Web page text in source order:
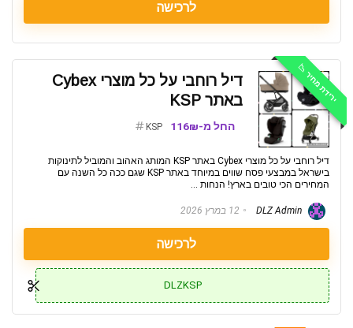
לרכישה
ירידת מחיר 📉
דיל רוחבי על כל מוצרי Cybex
באתר KSP
החל מ-116₪ KSP
דיל רוחבי על כל מוצרי Cybex באתר KSP המותג האהוב והמוביל לתינוקות
בישראל במבצעי פסח שווים במיוחד באתר KSP שגם ככה כל השנה עם
המחירים הכי טובים בארץ! הנחות ...
12 במרץ 2026
לרכישה
DLZKSP